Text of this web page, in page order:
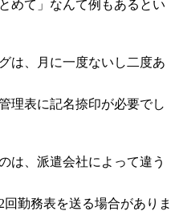
めて」なんて例もあるとい
は、月に一度ないし二度あ
理表に記名捺印が必要でし
は、派遣会社によって違う
勤務表を送る場合がありま